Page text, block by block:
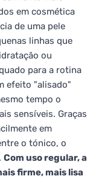
em cosmética
de uma pele
linhas que
ou
para a rotina
efeito "alisado"
tempo o
sensíveis. Graças
em
o tónico, o
Com uso regular, a
firme, mais lisa